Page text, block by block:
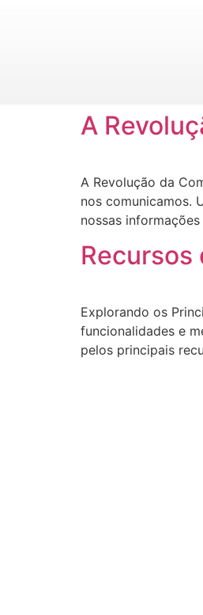
A
A Revolução da
nos comunicamos.
nossas
Recursos
Explorando os
funcionalidades e
pelos principais